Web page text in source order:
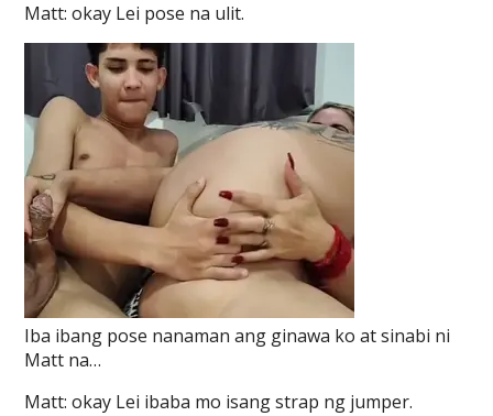
Matt: okay Lei pose na ulit.
Iba ibang pose nanaman ang ginawa ko at sinabi ni
Matt na…
Matt: okay Lei ibaba mo isang strap ng jumper.